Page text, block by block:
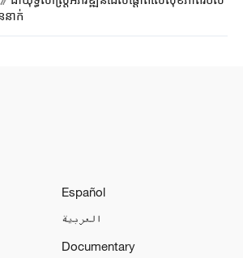
នាក់​​
Español
العربية
Documentary